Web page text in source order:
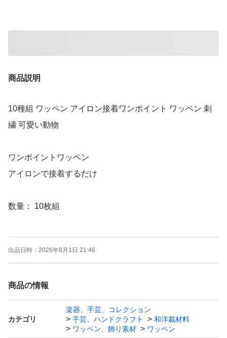
商品説明
10種組 ワッペン アイロン接着ワンポイント ワッペン 刺
繍 可愛い動物
ワンポイントワッペン
アイロンで接着するだけ
数量： 10枚組
上左から コアラ、ペンキ 、キリン 、リス 、イルカ
下左からしまうま、犬、猫、ウサギ、フクロウ
シンプルなTシャツに、保育園や幼稚園のお子様の持ち物
ワンポイントワッペン変身してくれますね。
出品日時： 2026年8月1日 21:46
商品の情報
カテゴリ
楽器、手芸、コレクション
手芸、ハンドクラフト
和洋裁材料
ワッペン、飾り素材
ワッペン